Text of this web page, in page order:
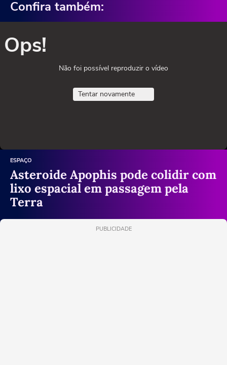
Confira também:
Ops!
Não foi possível reproduzir o vídeo
Tentar novamente
ESPAÇO
Asteroide Apophis pode colidir com
lixo espacial em passagem pela
Terra
PUBLICIDADE